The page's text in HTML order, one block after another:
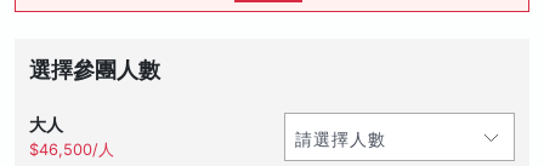
選擇參團人數
大人
$46,500/人